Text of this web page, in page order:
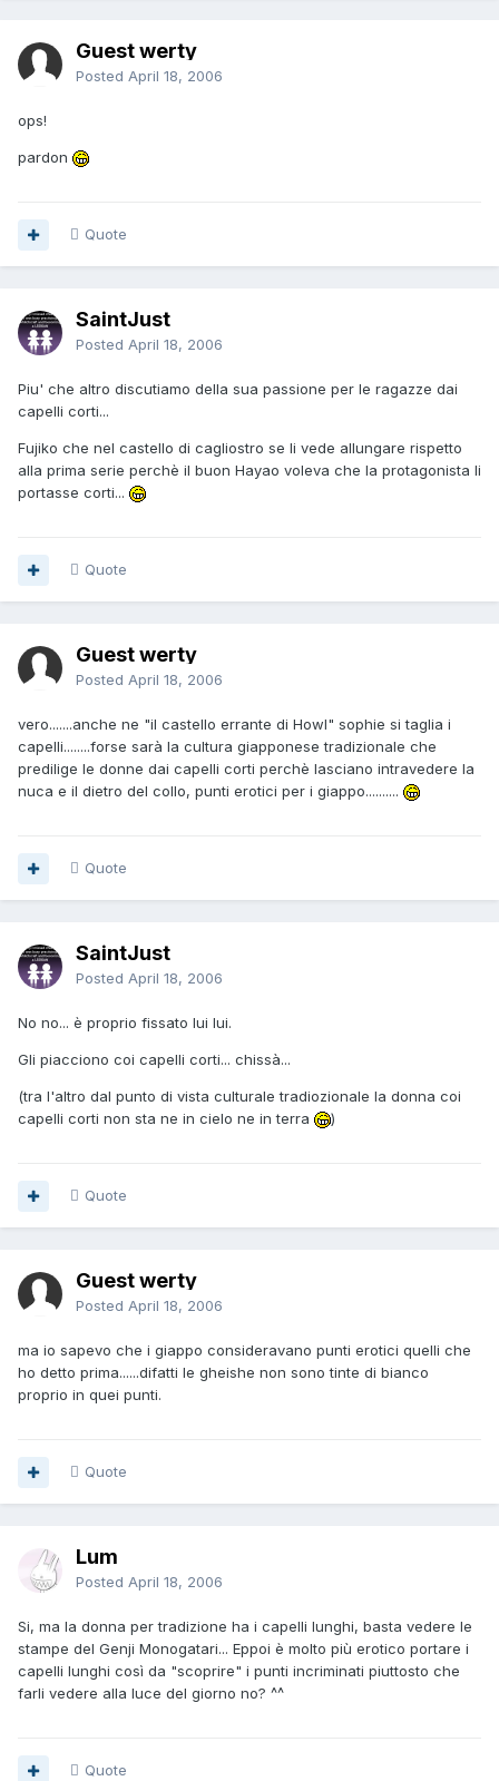
Guest werty
Posted April 18, 2006
ops!
pardon
Quote
SaintJust
Posted April 18, 2006
Piu' che altro discutiamo della sua passione per le ragazze dai
capelli corti...
Fujiko che nel castello di cagliostro se li vede allungare rispetto
alla prima serie perchè il buon Hayao voleva che la protagonista li
portasse corti...
Quote
Guest werty
Posted April 18, 2006
vero.......anche ne "il castello errante di Howl" sophie si taglia i
capelli........forse sarà la cultura giapponese tradizionale che
predilige le donne dai capelli corti perchè lasciano intravedere la
nuca e il dietro del collo, punti erotici per i giappo..........
Quote
SaintJust
Posted April 18, 2006
No no... è proprio fissato lui lui.
Gli piacciono coi capelli corti... chissà...
(tra l'altro dal punto di vista culturale tradiozionale la donna coi
capelli corti non sta ne in cielo ne in terra
)
Quote
Guest werty
Posted April 18, 2006
ma io sapevo che i giappo consideravano punti erotici quelli che
ho detto prima......difatti le gheishe non sono tinte di bianco
proprio in quei punti.
Quote
Lum
Posted April 18, 2006
Si, ma la donna per tradizione ha i capelli lunghi, basta vedere le
stampe del Genji Monogatari... Eppoi è molto più erotico portare i
capelli lunghi così da "scoprire" i punti incriminati piuttosto che
farli vedere alla luce del giorno no? ^^
Quote